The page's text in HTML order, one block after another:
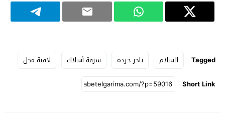
Tagged السلام تاجر خردة سرقة أسلاك
لافتة محل
Short Link